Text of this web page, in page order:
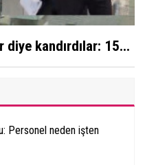
kandırdılar: 15...
Personel neden işten